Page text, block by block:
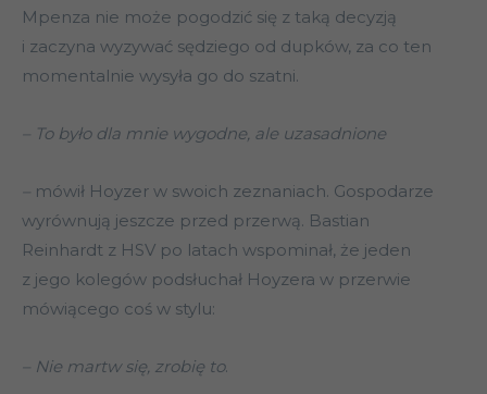
Mpenza nie może pogodzić się z taką decyzją
i zaczyna wyzywać sędziego od dupków, za co ten
momentalnie wysyła go do szatni.
– To było dla mnie wygodne, ale uzasadnione
mówił Hoyzer w swoich zeznaniach. Gospodarze
wyrównują jeszcze przed przerwą. Bastian
Reinhardt z HSV po latach wspominał, że jeden
z jego kolegów podsłuchał Hoyzera w przerwie
mówiącego coś w stylu:
– Nie martw się, zrobię to.